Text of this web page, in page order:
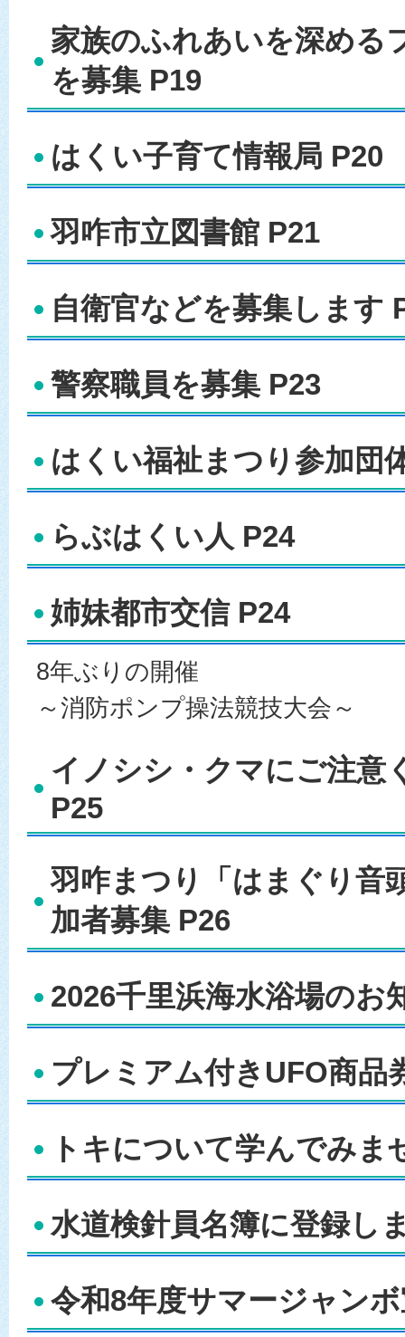
家族のふれあいを深める
を募集 P19
はくい子育て情報局 P20
羽咋市立図書館 P21
自衛官などを募集します
警察職員を募集 P23
はくい福祉まつり参加団
らぶはくい人 P24
姉妹都市交信 P24
8年ぶりの開催
～消防ポンプ操法競技大会～
イノシシ・クマにご注意
P25
羽咋まつり「はまぐり音
加者募集 P26
2026千里浜海水浴場のお
プレミアム付きUFO商品
トキについて学んでみま
水道検針員名簿に登録し
令和8年度サマージャン